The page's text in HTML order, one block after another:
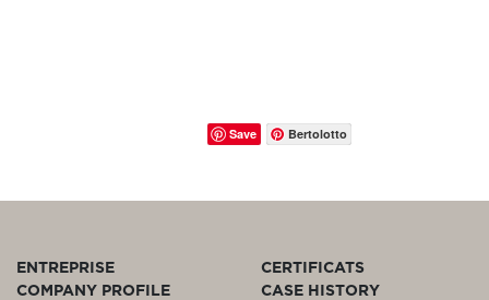
Save Bertolotto
ENTREPRISE
COMPANY PROFILE
CERTIFICATS
CASE HISTORY